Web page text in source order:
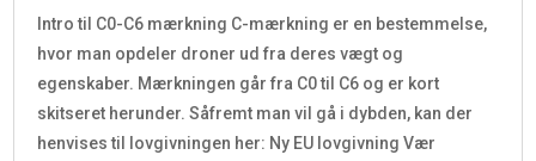
Intro til C0-C6 mærkning C-mærkning er en bestemmelse,
hvor man opdeler droner ud fra deres vægt og
egenskaber. Mærkningen går fra C0 til C6 og er kort
skitseret herunder. Såfremt man vil gå i dybden, kan der
henvises til lovgivningen her: Ny EU lovgivning Vær